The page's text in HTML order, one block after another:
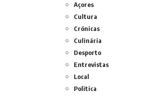
Açores
Cultura
Crónicas
Culinária
Desporto
Entrevistas
Local
Politica